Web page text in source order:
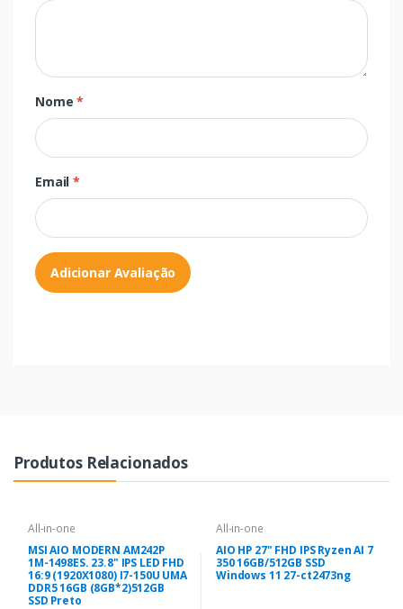
Nome*
Email*
Adicionar Avaliação
Produtos Relacionados
All-in-one
MSI AIO MODERN AM242P
1M-1498ES. 23.8" IPS LED FHD
16:9 (1920X1080) I7-150U UMA
DDR5 16GB (8GB*2)512GB
SSD Preto
All-in-one
AIO HP 27" FHD IPS Ryzen AI 7
350 16GB/512GB SSD
Windows 11 27-ct2473ng